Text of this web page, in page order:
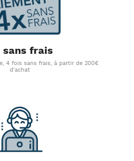
sans frais
4 fois sans frais, à partir de 200€
d'achat